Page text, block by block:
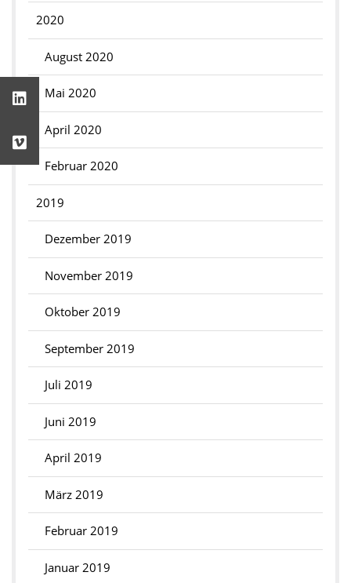
2020
August 2020
Mai 2020
April 2020
Februar 2020
2019
Dezember 2019
November 2019
Oktober 2019
September 2019
Juli 2019
Juni 2019
April 2019
März 2019
Februar 2019
Januar 2019